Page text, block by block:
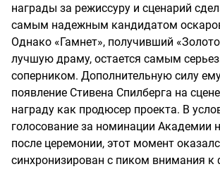
награды за режиссуру и сценарий
самым надежным кандидатом
Однако «Гамнет», получивший
лучшую драму, остается самым
соперником. Дополнительную силу
появление Стивена Спилберга на
награду как продюсер проекта. В
голосование за номинации Академии
после церемонии, этот момент
синхронизирован с пиком внимания